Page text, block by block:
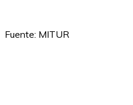
Fuente: MITUR